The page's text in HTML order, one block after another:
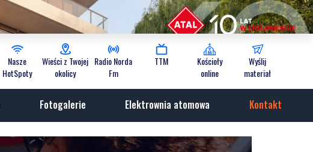
Nasze
HotSpoty
Wieści z Twojej
okolicy
Radio Norda
Fm
TTM
Kościoły
online
Wyślij
materiał
Fotogalerie Elektrownia atomowa Kontakt